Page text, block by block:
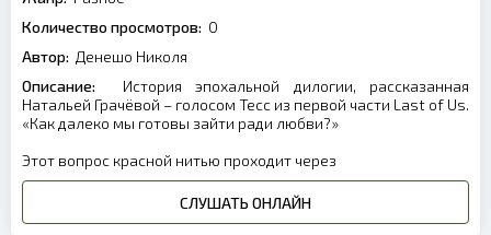
Количество просмотров: 0
Автор: Денешо Николя
Описание:
История эпохальной дилогии, рассказанная
Натальей Грачёвой – голосом Тесс из первой части Last of Us.
«Как далеко мы готовы зайти ради любви?»
Этот вопрос красной нитью проходит через
СЛУШАТЬ ОНЛАЙН